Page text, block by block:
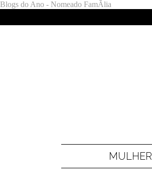
Blogs do Ano - Nomeado FamÃ­lia
MULHER